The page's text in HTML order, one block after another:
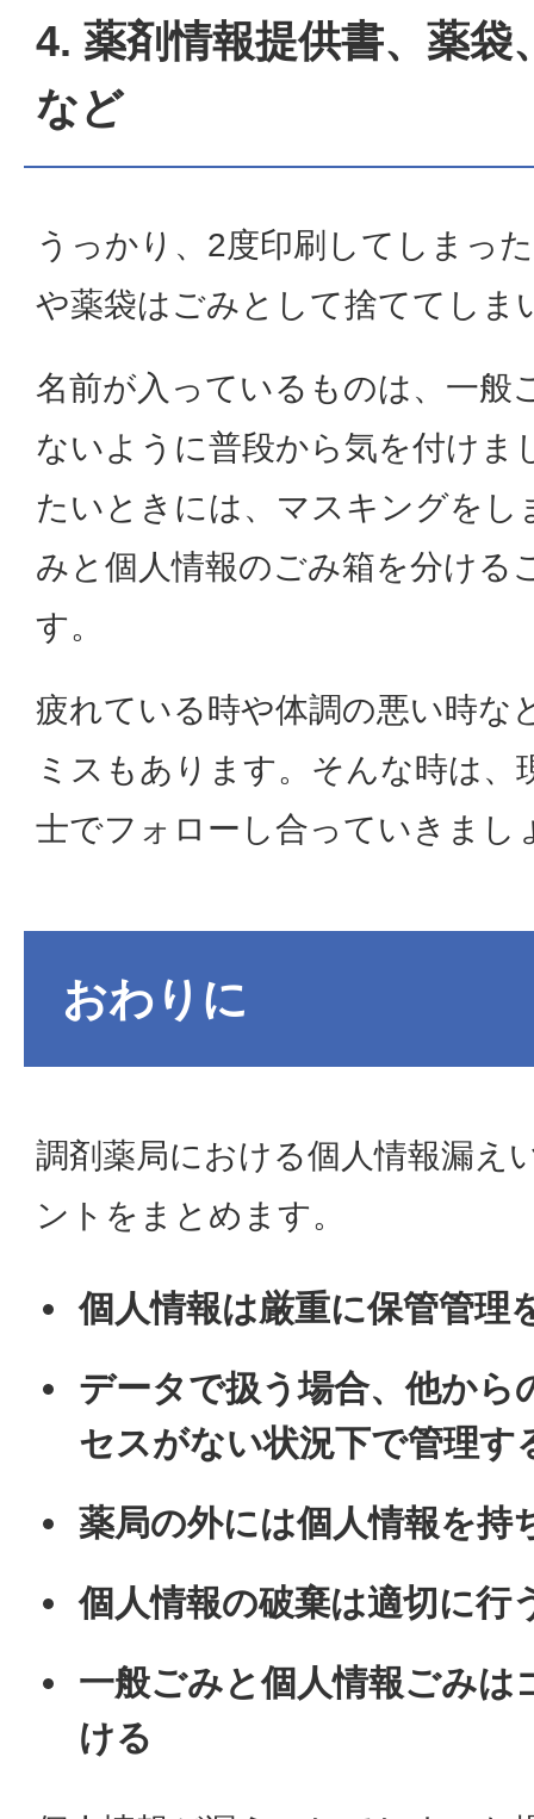
4. 薬剤情報提供書、薬袋
など
うっかり、2度印刷してしまっ
や薬袋はごみとして捨ててしま
名前が入っているものは、一般
ないように普段から気を付けま
たいときには、マスキングをし
みと個人情報のごみ箱を分ける
す。
疲れている時や体調の悪い時な
ミスもあります。そんな時は、
士でフォローし合っていきまし
おわりに
調剤薬局における個人情報漏え
ントをまとめます。
個人情報は厳重に保管管理
データで扱う場合、他から
セスがない状況下で管理す
薬局の外には個人情報を持
個人情報の破棄は適切に行
一般ごみと個人情報ごみは
ける